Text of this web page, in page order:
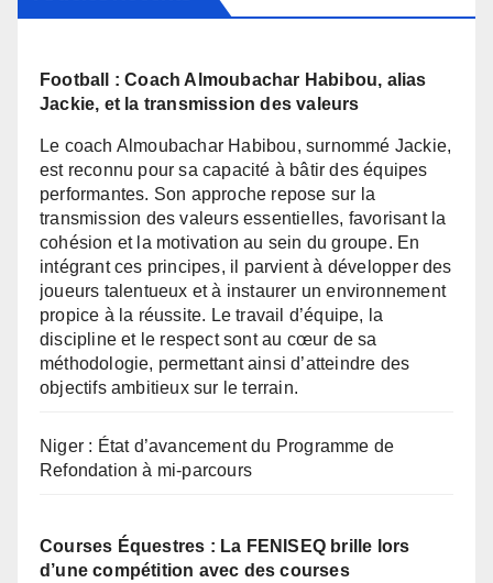
Football : Coach Almoubachar Habibou, alias
Jackie, et la transmission des valeurs
Le coach Almoubachar Habibou, surnommé Jackie,
est reconnu pour sa capacité à bâtir des équipes
performantes. Son approche repose sur la
transmission des valeurs essentielles, favorisant la
cohésion et la motivation au sein du groupe. En
intégrant ces principes, il parvient à développer des
joueurs talentueux et à instaurer un environnement
propice à la réussite. Le travail d’équipe, la
discipline et le respect sont au cœur de sa
méthodologie, permettant ainsi d’atteindre des
objectifs ambitieux sur le terrain.
Niger : État d’avancement du Programme de
Refondation à mi-parcours
Courses Équestres : La FENISEQ brille lors
d’une compétition avec des courses